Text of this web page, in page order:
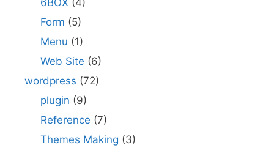
6BOX(4)
Form (5)
Menu (1)
Web Site (6)
wordpress (72)
plugin (9)
Reference (7)
Themes Making (3)